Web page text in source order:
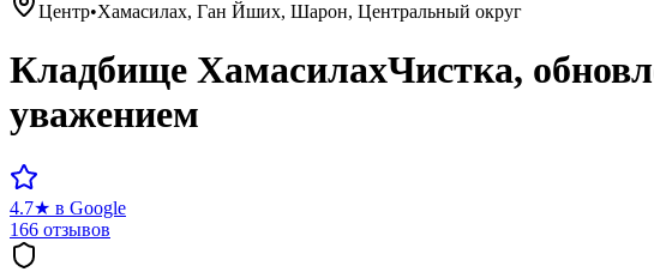
Центр•Хамасилах, Ган Йших, Шарон, Центральный округ
Кладбище ХамасилахЧистка,
уважением
4.7★ в Google
166 отзывов